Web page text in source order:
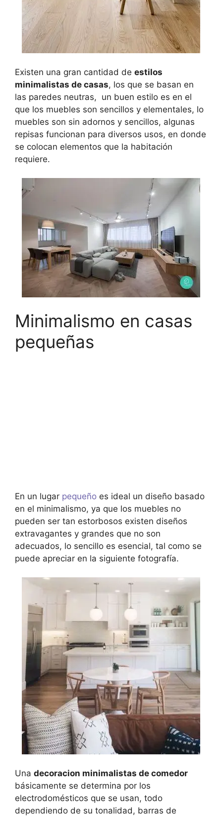
Existen una gran cantidad de estilos
minimalistas de casas, los que se basan en
las paredes neutras, un buen estilo es en el
que los muebles son sencillos y elementales, lo
muebles son sin adornos y sencillos, algunas
repisas funcionan para diversos usos, en donde
se colocan elementos que la habitación
requiere.
Minimalismo en casas
pequeñas
En un lugar pequeño es ideal un diseño basado
en el minimalismo, ya que los muebles no
pueden ser tan estorbosos existen diseños
extravagantes y grandes que no son
adecuados, lo sencillo es esencial, tal como se
puede apreciar en la siguiente fotografía.
Una decoracion minimalistas de comedor
básicamente se determina por los
electrodomésticos que se usan, todo
dependiendo de su tonalidad, barras de